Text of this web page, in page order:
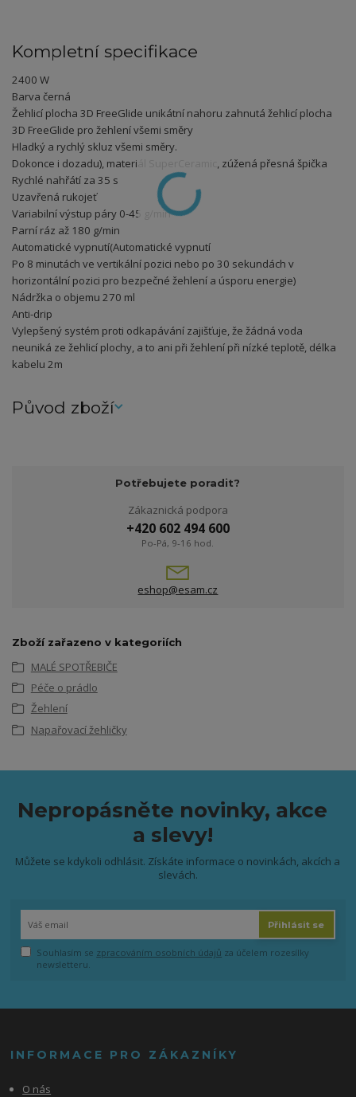
Kompletní specifikace
2400 W
Barva černá
Žehlicí plocha 3D FreeGlide unikátní nahoru zahnutá žehlicí plocha
3D FreeGlide pro žehlení všemi směry
Hladký a rychlý skluz všemi směry.
Dokonce i dozadu), materiál SuperCeramic, zúžená přesná špička
Rychlé nahřátí za 35 s
Uzavřená rukojeť
Variabilní výstup páry 0-45 g/min
Parní ráz až 180 g/min
Automatické vypnutí(Automatické vypnutí
Po 8 minutách ve vertikální pozici nebo po 30 sekundách v
horizontální pozici pro bezpečné žehlení a úsporu energie)
Nádržka o objemu 270 ml
Anti-drip
Vylepšený systém proti odkapávání zajišťuje, že žádná voda
neuniká ze žehlicí plochy, a to ani při žehlení při nízké teplotě, délka
kabelu 2m
Původ zboží
Potřebujete poradit?
Zákaznická podpora
+420 602 494 600
Po-Pá, 9-16 hod.
eshop@esam.cz
Zboží zařazeno v kategoriích
MALÉ SPOTŘEBIČE
Péče o prádlo
Žehlení
Napařovací žehličky
Nepropásněte novinky, akce
a slevy!
Můžete se kdykoli odhlásit. Získáte informace o novinkách, akcích a
slevách.
Přihlásit se
Souhlasím se zpracováním osobních údajů za účelem rozesílky
newsletteru.
INFORMACE PRO ZÁKAZNÍKY
O nás